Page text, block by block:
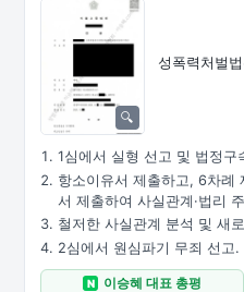
성폭력처벌
1심에서 실형 선고 및 법정구
항소이유서 제출하고, 6차례
서 제출하여 사실관계·법리
철저한 사실관계 분석 및 새
2심에서 원심파기 무죄 선고.
N 이승혜 대표 총평